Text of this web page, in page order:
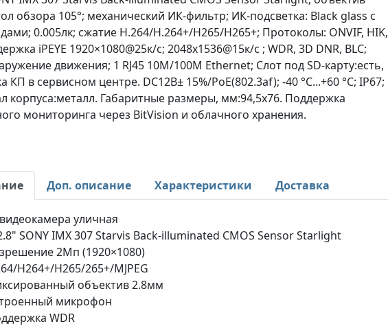
обзора 105°; механический ИК-фильтр; ИК-подсветка: Black glass c
0.005лк; сжатие H.264/H.264+/H265/H265+; Протоколы: ONVIF, HIK,
iPEYE 1920×1080@25к/с; 2048х1536@15к/с ; WDR, 3D DNR, BLC;
движения; 1 RJ45 10M/100M Ethernet; Слот под SD-карту:есть,
КП в сервисном центре. DC12В± 15%/PoE(802.3af); -40 °C...+60 °C; IP67;
корпуса:металл. Габаритные размеры, мм:94,5x76. Поддержка
мониторинга через BitVision и облачного хранения.
Доп. описание Характеристики Доставка
уличная
SONY IMX 307 Starvis Back‐illuminated CMOS Sensor Starlight
2Мп (1920×1080)
H264+/H265/265+/MJPEG
объектив 2.8мм
микрофон
WDR